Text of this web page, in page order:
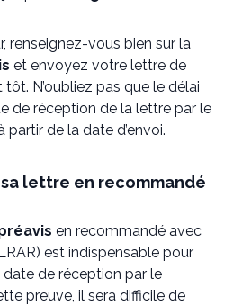
renseignez-vous bien sur la
et envoyez votre lettre de
N’oubliez pas que le délai
de réception de la lettre par le
partir de la date d’envoi.
sa lettre en recommandé
en recommandé avec
est indispensable pour
de réception par le
preuve, il sera difficile de